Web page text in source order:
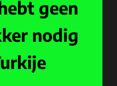
geen
nodig